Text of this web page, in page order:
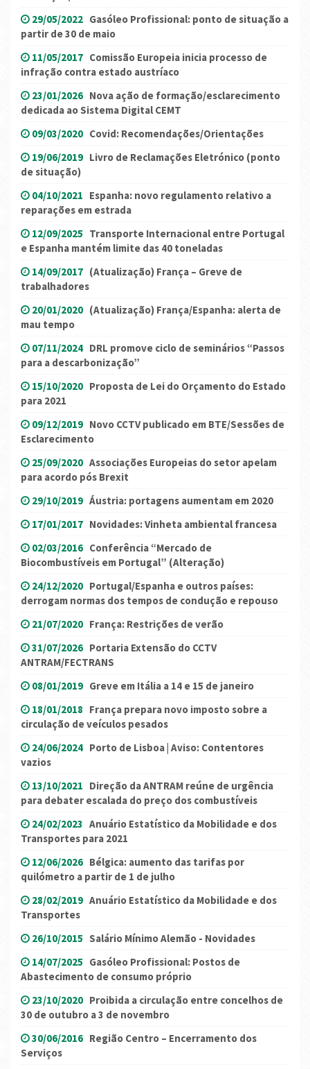
29/05/2022 Gasóleo Profissional: ponto de situação a
partir de 30 de maio
11/05/2017 Comissão Europeia inicia processo de
infração contra estado austríaco
23/01/2026 Nova ação de formação/esclarecimento
dedicada ao Sistema Digital CEMT
09/03/2020 Covid: Recomendações/Orientações
19/06/2019 Livro de Reclamações Eletrónico (ponto
de situação)
04/10/2021 Espanha: novo regulamento relativo a
reparações em estrada
12/09/2025 Transporte Internacional entre Portugal
e Espanha mantém limite das 40 toneladas
14/09/2017 (Atualização) França – Greve de
trabalhadores
20/01/2020 (Atualização) França/Espanha: alerta de
mau tempo
07/11/2024 DRL promove ciclo de seminários “Passos
para a descarbonização”
15/10/2020 Proposta de Lei do Orçamento do Estado
para 2021
09/12/2019 Novo CCTV publicado em BTE/Sessões de
Esclarecimento
25/09/2020 Associações Europeias do setor apelam
para acordo pós Brexit
29/10/2019 Áustria: portagens aumentam em 2020
17/01/2017 Novidades: Vinheta ambiental francesa
02/03/2016 Conferência “Mercado de
Biocombustíveis em Portugal” (Alteração)
24/12/2020 Portugal/Espanha e outros países:
derrogam normas dos tempos de condução e repouso
21/07/2020 França: Restrições de verão
31/07/2026 Portaria Extensão do CCTV
ANTRAM/FECTRANS
08/01/2019 Greve em Itália a 14 e 15 de janeiro
18/01/2018 França prepara novo imposto sobre a
circulação de veículos pesados
24/06/2024 Porto de Lisboa | Aviso: Contentores
vazios
13/10/2021 Direção da ANTRAM reúne de urgência
para debater escalada do preço dos combustíveis
24/02/2023 Anuário Estatístico da Mobilidade e dos
Transportes para 2021
12/06/2026 Bélgica: aumento das tarifas por
quilómetro a partir de 1 de julho
28/02/2019 Anuário Estatístico da Mobilidade e dos
Transportes
26/10/2015 Salário Mínimo Alemão - Novidades
14/07/2025 Gasóleo Profissional: Postos de
Abastecimento de consumo próprio
23/10/2020 Proibida a circulação entre concelhos de
30 de outubro a 3 de novembro
30/06/2016 Região Centro – Encerramento dos
Serviços